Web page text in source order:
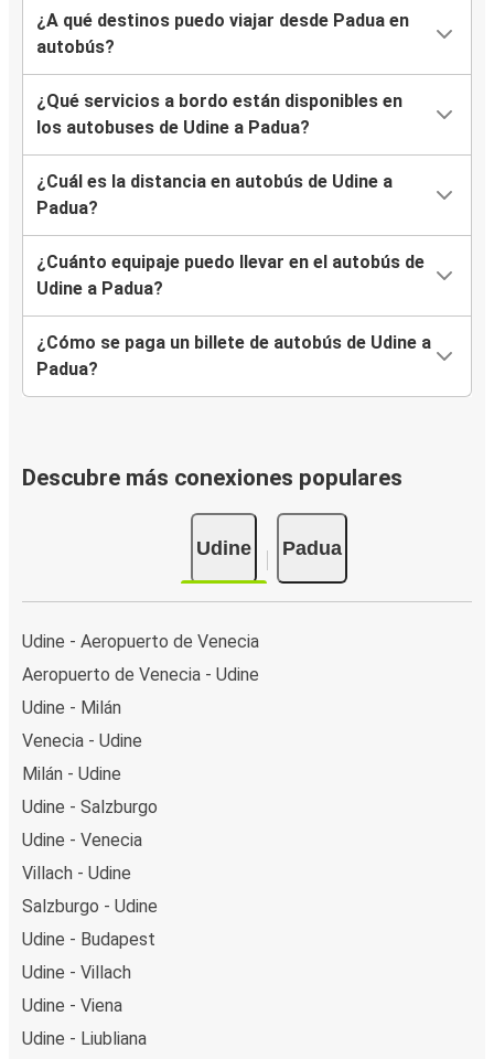
¿A qué destinos puedo viajar desde Padua en
autobús?
¿Qué servicios a bordo están disponibles en
los autobuses de Udine a Padua?
¿Cuál es la distancia en autobús de Udine a
Padua?
¿Cuánto equipaje puedo llevar en el autobús de
Udine a Padua?
¿Cómo se paga un billete de autobús de Udine a
Padua?
Descubre más conexiones populares
Udine Padua
Udine - Aeropuerto de Venecia
Aeropuerto de Venecia - Udine
Udine - Milán
Venecia - Udine
Milán - Udine
Udine - Salzburgo
Udine - Venecia
Villach - Udine
Salzburgo - Udine
Udine - Budapest
Udine - Villach
Udine - Viena
Udine - Liubliana